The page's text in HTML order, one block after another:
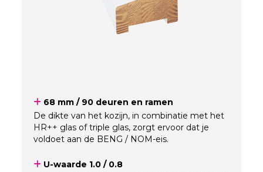
68 mm / 90 deuren en ramen
De dikte van het kozijn, in combinatie met het
HR++ glas of triple glas, zorgt ervoor dat je
voldoet aan de BENG / NOM-eis.
U-waarde 1.0 / 0.8